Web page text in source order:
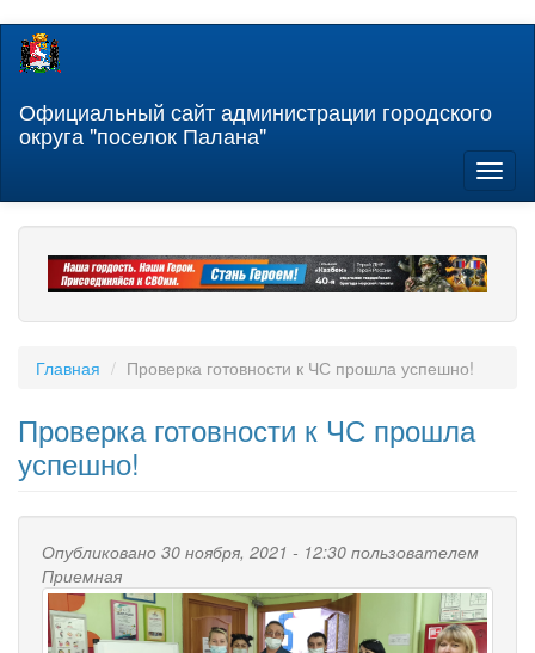
Перейти
содержанию
Официальный сайт администрации городского
округа "поселок Палана"
Главная Проверка готовности к ЧС прошла успешно!
Проверка готовности к ЧС прошла
успешно!
Опубликовано 30 ноября, 2021 - 12:30 пользователем
Приемная